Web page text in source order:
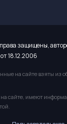
защищены,
18.12.2006
на сайте взяты из
сайте, имеют